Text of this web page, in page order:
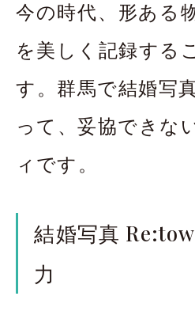
今の時代、形ある
を美しく記録する
す。群馬で結婚写
って、妥協できな
ィです。
結婚写真
力